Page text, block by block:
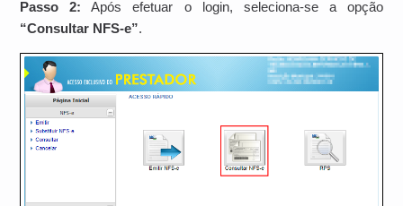
Passo 2: Após efetuar o login, seleciona-se a opção
“Consultar NFS-e”.